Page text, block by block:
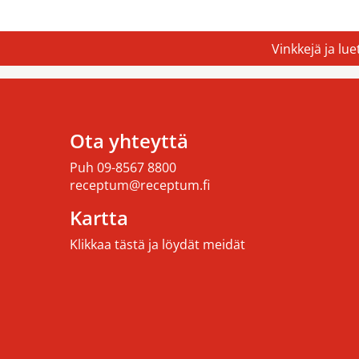
Vinkkejä ja
Ota yhteyttä
Puh 09-8567 8800
receptum@receptum.fi
Kartta
Klikkaa tästä ja löydät meidät